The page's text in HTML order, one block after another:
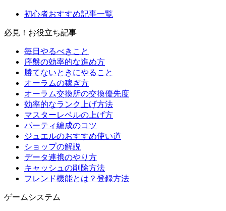
初心者おすすめ記事一覧
必見！お役立ち記事
毎日やるべきこと
序盤の効率的な進め方
勝てないときにやること
オーラムの稼ぎ方
オーラム交換所の交換優先度
効率的なランク上げ方法
マスターレベルの上げ方
パーティ編成のコツ
ジュエルのおすすめ使い道
ショップの解説
データ連携のやり方
キャッシュの削除方法
フレンド機能とは？登録方法
ゲームシステム